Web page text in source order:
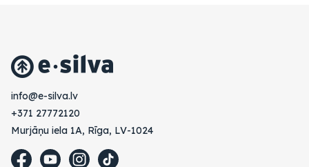
vl.avlis-e@ofni
+371 27772120
Murjāņu iela 1A, Rīga, LV-1024